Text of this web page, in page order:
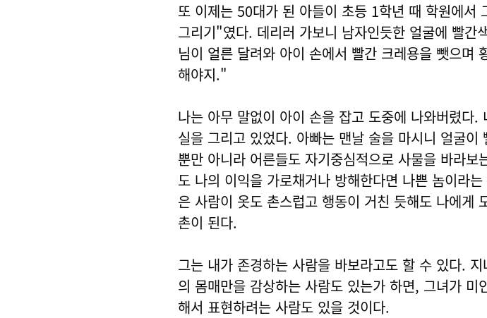
또 이제는 50대가 된 아들이 초등 1학년 때 학원에서
그리기"였다. 데리러 가보니 남자인듯한 얼굴에 빨간
님이 얼른 달려와 아이 손에서 빨간 크레용을 뺏으며
해야지."
나는 아무 말없이 아이 손을 잡고 도중에 나와버렸다
실을 그리고 있었다. 아빠는 맨날 술을 마시니 얼굴
뿐만 아니라 어른들도 자기중심적으로 사물을 바라
도 나의 이익을 가로채거나 방해한다면 나쁜 놈이라
은 사람이 옷도 촌스럽고 행동이 거친 듯해도 나에게
촌이 된다.
그는 내가 존경하는 사람을 바보라고도 할 수 있다.
의 몸매만을 감상하는 사람도 있는가 하면, 그녀가 미
해서 표현하려는 사람도 있을 것이다.